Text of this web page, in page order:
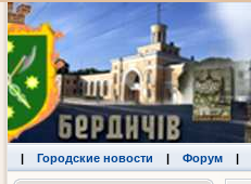
| Городские новости | Форум |